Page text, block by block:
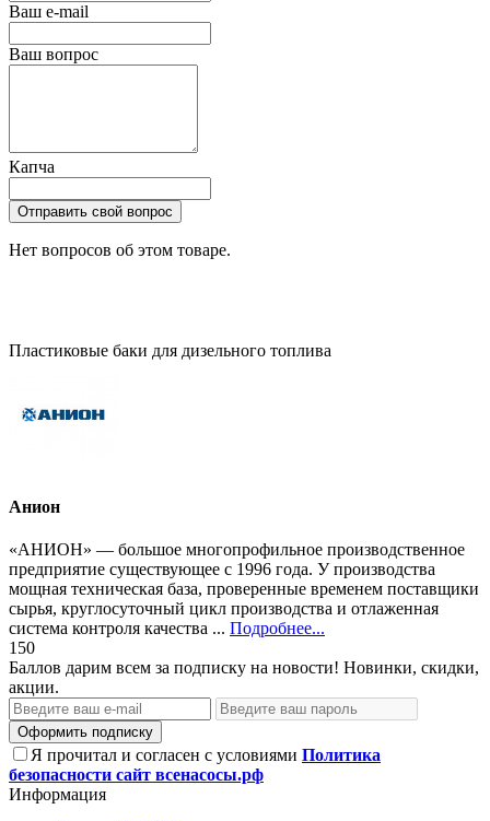
Ваш e-mail
Ваш вопрос
Капча
Отправить свой вопрос
Нет вопросов об этом товаре.
Пластиковые баки для дизельного топлива
Анион
«АНИОН» — большое многопрофильное производственное
предприятие существующее с 1996 года. У производства
мощная техническая база, проверенные временем поставщики
сырья, круглосуточный цикл производства и отлаженная
система контроля качества ... Подробнее...
150
Баллов дарим всем за подписку на новости! Новинки, скидки,
акции.
Оформить подписку
Я прочитал и согласен с условиями Политика
безопасности сайт всенасосы.рф
Информация